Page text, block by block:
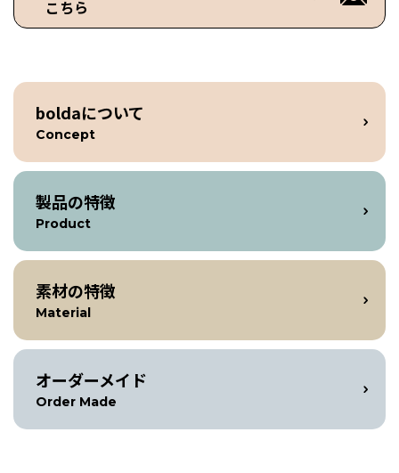
こちら
boldaについて
Concept
製品の特徴
Product
素材の特徴
Material
オーダーメイド
Order Made